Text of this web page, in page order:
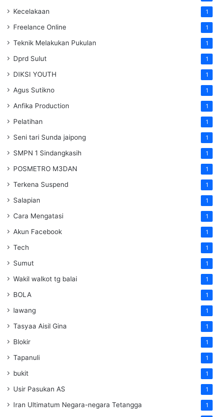
Kecelakaan 1
Freelance Online 1
Teknik Melakukan Pukulan 1
Dprd Sulut 1
DIKSI YOUTH 1
Agus Sutikno 1
Anfika Production 1
Pelatihan 1
Seni tari Sunda jaipong 1
SMPN 1 Sindangkasih 1
POSMETRO M3DAN 1
Terkena Suspend 1
Salapian 1
Cara Mengatasi 1
Akun Facebook 1
Tech 1
Sumut 1
Wakil walkot tg balai 1
BOLA 1
lawang 1
Tasyaa Aisil Gina 1
Blokir 1
Tapanuli 1
bukit 1
Usir Pasukan AS 1
Iran Ultimatum Negara-negara Tetangga 1